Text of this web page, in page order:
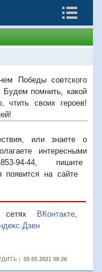
Победы совтского
Будем помнить, какой
чтить своих героев!
или знаете о
интересными
853-94-44, пишите
на сайте
сетях ВКонтакте,
| 09.05.2021 08:26